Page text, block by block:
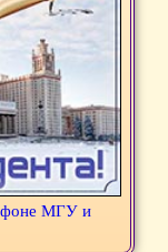
фоне МГУ и